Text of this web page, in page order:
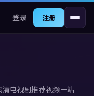
登录 注册
清电视剧推荐视频一站